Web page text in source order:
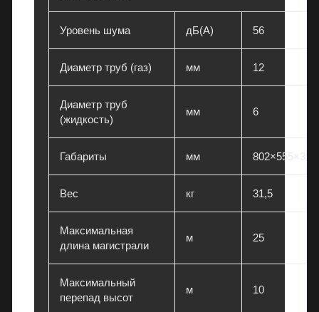
Уровень шума дБ(А) 56
Диаметр труб (газ) мм 12
Диаметр труб
(жидкость)
мм 6
Габариты мм 802×555×350
Вес кг 31,5
Максимальная
длина магистрали
м 25
Максимальный
перепад высот
м 10